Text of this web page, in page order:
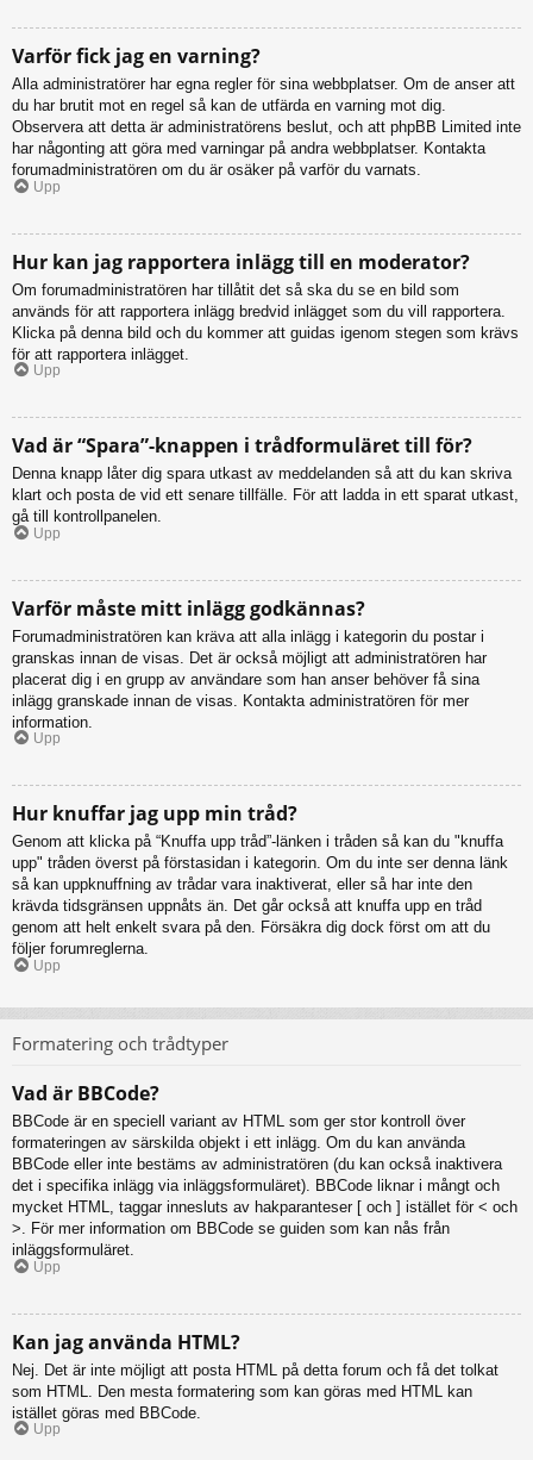
Varför fick jag en varning?
Alla administratörer har egna regler för sina webbplatser. Om de anser att
du har brutit mot en regel så kan de utfärda en varning mot dig.
Observera att detta är administratörens beslut, och att phpBB Limited inte
har någonting att göra med varningar på andra webbplatser. Kontakta
forumadministratören om du är osäker på varför du varnats.
Upp
Hur kan jag rapportera inlägg till en moderator?
Om forumadministratören har tillåtit det så ska du se en bild som
används för att rapportera inlägg bredvid inlägget som du vill rapportera.
Klicka på denna bild och du kommer att guidas igenom stegen som krävs
för att rapportera inlägget.
Upp
Vad är “Spara”-knappen i trådformuläret till för?
Denna knapp låter dig spara utkast av meddelanden så att du kan skriva
klart och posta de vid ett senare tillfälle. För att ladda in ett sparat utkast,
gå till kontrollpanelen.
Upp
Varför måste mitt inlägg godkännas?
Forumadministratören kan kräva att alla inlägg i kategorin du postar i
granskas innan de visas. Det är också möjligt att administratören har
placerat dig i en grupp av användare som han anser behöver få sina
inlägg granskade innan de visas. Kontakta administratören för mer
information.
Upp
Hur knuffar jag upp min tråd?
Genom att klicka på “Knuffa upp tråd”-länken i tråden så kan du "knuffa
upp" tråden överst på förstasidan i kategorin. Om du inte ser denna länk
så kan uppknuffning av trådar vara inaktiverat, eller så har inte den
krävda tidsgränsen uppnåts än. Det går också att knuffa upp en tråd
genom att helt enkelt svara på den. Försäkra dig dock först om att du
följer forumreglerna.
Upp
Formatering och trådtyper
Vad är BBCode?
BBCode är en speciell variant av HTML som ger stor kontroll över
formateringen av särskilda objekt i ett inlägg. Om du kan använda
BBCode eller inte bestäms av administratören (du kan också inaktivera
det i specifika inlägg via inläggsformuläret). BBCode liknar i mångt och
mycket HTML, taggar innesluts av hakparanteser [ och ] istället för < och
>. För mer information om BBCode se guiden som kan nås från
inläggsformuläret.
Upp
Kan jag använda HTML?
Nej. Det är inte möjligt att posta HTML på detta forum och få det tolkat
som HTML. Den mesta formatering som kan göras med HTML kan
istället göras med BBCode.
Upp